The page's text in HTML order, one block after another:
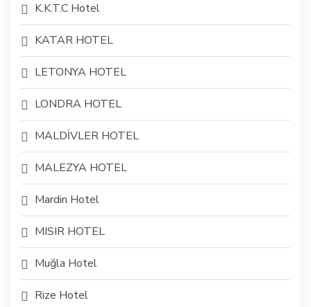
K.K.T.C Hotel
KATAR HOTEL
LETONYA HOTEL
LONDRA HOTEL
MALDİVLER HOTEL
MALEZYA HOTEL
Mardin Hotel
MISIR HOTEL
Muğla Hotel
Rize Hotel